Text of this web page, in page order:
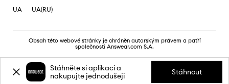
UA
UA(RU)
Obsah této webové stránky je chráněn autorským právem a patří
společnosti Answear.com S.A.
Stáhněte si aplikaci a
nakupujte jednodušeji
Stáhnout